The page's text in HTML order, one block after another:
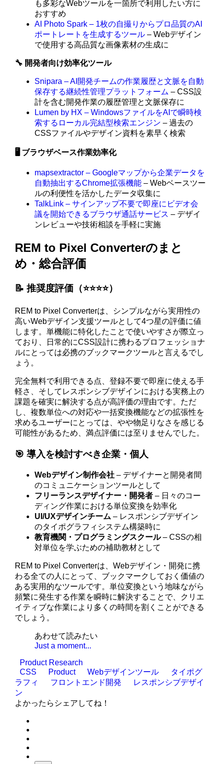
も多彩なWebツールを一箇所で利用したい方に
おすすめ
AI Photo Spark – 1枚の自撮りからプロ品質のAI
ポートレートを生成するツール – Webデザイン
で使用する高品質な画像素材の生成に
🔧 開発者向け効率化ツール
Snipara – AI開発チームの作業履歴と文脈を自動
保存する継続性管理プラットフォーム – CSS設
計を含む開発作業の履歴管理と文脈保存に
Lumen by HX – WindowsファイルをAIで瞬時検
索するローカル完結型検索エンジン – 過去の
CSSファイルやデザイン資料を素早く検索
🖥️ ブラウザベース作業効率化
mapsextractor – Googleマップから企業データを
自動抽出するChrome拡張機能 – Webベースツー
ルの利便性を活かしたデータ収集に
TalkLink – サインアップ不要で即座にビデオ会
議を開始できるブラウザ通話サービス – デザイ
ンレビューや技術相談を手軽に実施
REM to Pixel Converterのまと
め・総合評価
📝 推奨度評価（⭐️⭐️⭐️⭐️）
REM to Pixel Converterは、シンプルながら実用性の
高いWebデザイン支援ツールとして4つ星の評価に値
します。単機能に特化したことで使いやすさが際立っ
ており、日常的にCSS設計に携わるプロフェッショナ
ルにとっては必携のブックマークツールと言えるでし
ょう。
完全無料で利用できる点、登録不要で即座に使える手
軽さ、そしてレスポンシブデザインにおける実務上の
課題を確実に解決する点が高評価の理由です。ただ
し、複数単位への対応や一括変換機能などの拡張性を
求めるユーザーにとっては、やや物足りなさを感じる
可能性があるため、満点評価には至りませんでした。
🎯 導入を検討すべき企業・個人
Webデザイン制作会社 – デザイナーと開発者間
のコミュニケーションツールとして
フリーランスデザイナー・開発者 – 日々のコー
ディング作業における単位変換を効率化
UI/UXデザインチーム – レスポンシブデザイン
のタイポグラフィシステム構築時に
教育機関・プログラミングスクール– CSSの相
対単位を学ぶための補助教材として
REM to Pixel Converterは、Webデザイン・開発に携
わる全ての人にとって、ブックマークしておく価値の
ある実用的なツールです。単位変換という地味ながら
頻繁に発生する作業を瞬時に解決することで、クリエ
イティブな作業により多くの時間を割くことができる
でしょう。
あわせて読みたい
Just a moment...
Product Research
CSS
Product Webデザインツール
タイポグ
ラフィ
フロントエンド開発
レスポンシブデザイ
ン
よかったらシェアしてね！